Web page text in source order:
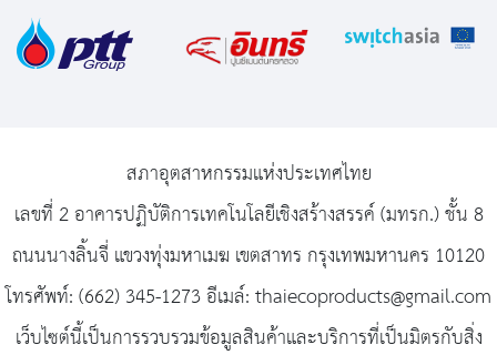
สภาอุตสาหกรรมแห่งประเทศไทย
เลขที่ 2 อาคารปฏิบัติการเทคโนโลยีเชิงสร้างสรรค์ (มทรก.) ชั้น 8
ถนนนางลิ้นจี่ แขวงทุ่งมหาเมฆ เขตสาทร กรุงเทพมหานคร 10120
โทรศัพท์: (662) 345-1273 อีเมล์: thaiecoproducts@gmail.com
เว็บไซต์นี้เป็นการรวบรวมข้อมูลสินค้าและบริการที่เป็นมิตรกับสิ่ง